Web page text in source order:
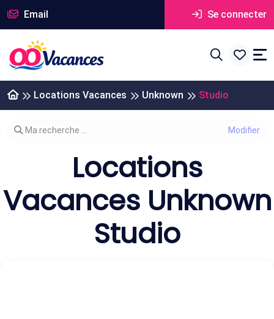
Email Se connecter
Locations Vacances Unknown Studio
Modifier votre recherche
Ma recherche ...
Locations
Vacances Unknown
Studio